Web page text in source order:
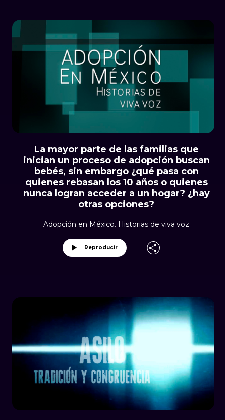
La mayor parte de las familias que
inician un proceso de adopción buscan
bebés, sin embargo ¿qué pasa con
quienes rebasan los 10 años o quienes
nunca logran acceder a un hogar? ¿hay
otras opciones?
Adopción en México. Historias de viva voz
Reproducir